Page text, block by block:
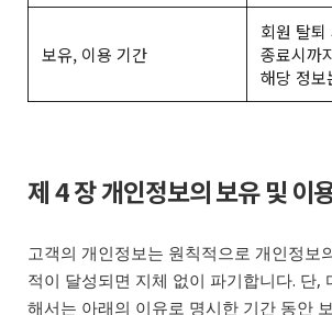
보유, 이용 기간
회원 탈퇴
종료시까
해당 정보
제 4 장 개인정보의 보유 및 이
고객의 개인정보는 원칙적으로 개인정보
적이 달성되면 지체 없이 파기합니다. 단,
해서는 아래의 이유로 명시한 기간 동안